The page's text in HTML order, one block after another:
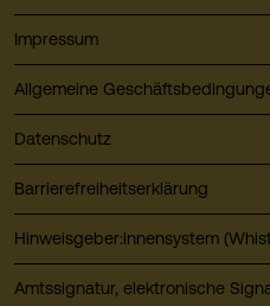
Impressum
Allgemeine
Datenschutz
Barrierefreiheitserklärung
Hinweisgeber:innensystem
Amtssignatur, elektronische